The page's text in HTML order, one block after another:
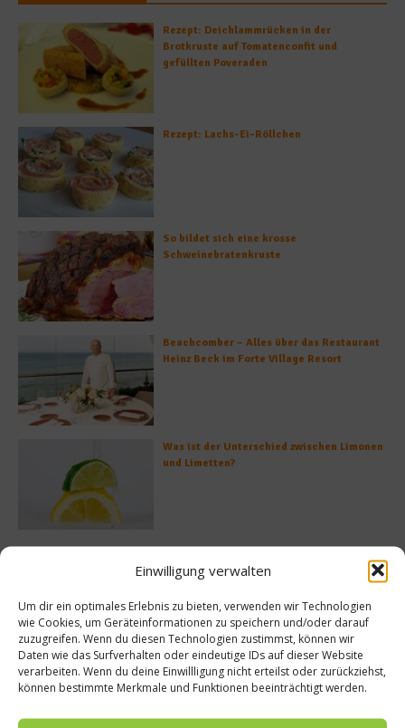
Einwilligung verwalten
Um dir ein optimales Erlebnis zu bieten, verwenden wir Technologien
wie Cookies, um Geräteinformationen zu speichern und/oder darauf
zuzugreifen. Wenn du diesen Technologien zustimmst, können wir
Daten wie das Surfverhalten oder eindeutige IDs auf dieser Website
verarbeiten. Wenn du deine Einwillligung nicht erteilst oder zurückziehst,
können bestimmte Merkmale und Funktionen beeinträchtigt werden.
Rezept: Deichlammrücken in der
Brotkruste auf Tomatenconfit und
gefüllten Poveraden
Rezept: Lachs-Ei-Röllchen
So bildet sich eine krosse
Schweinebratenkruste
Beachcomber – Alles über das Restaurant
Heinz Beck im Forte Village Resort
Was ist der Unterschied zwischen Limonen
und Limetten?
Backspaß
und
Gesundes & Bio
Saisonkalender